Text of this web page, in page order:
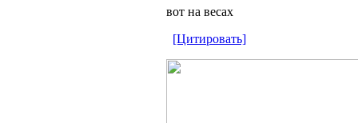
вот на весах
[Цитировать]